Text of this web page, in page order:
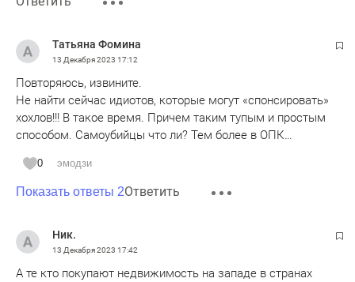
Татьяна Фомина
13 Декабря 2023 17:12
Повторяюсь, извините.
Не найти сейчас идиотов, которые могут «спонсировать»
хохлов!!! В такое время. Причем таким тупым и простым
способом. Самоубийцы что ли? Тем более в ОПК…
0 эмодзи
Показать ответы 2Ответить
Ник.
13 Декабря 2023 17:42
А те кто покупают недвижимость на западе в странах